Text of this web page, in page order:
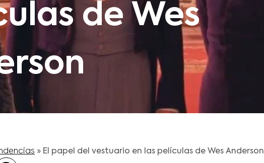
de Wes
» El papel del vestuario en las películas de Wes Anderson